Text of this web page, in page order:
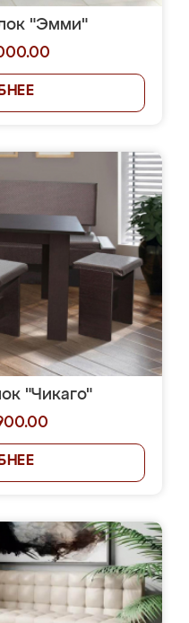
"Эмми"
"Чикаго"